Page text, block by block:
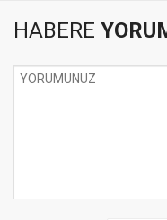
HABERE